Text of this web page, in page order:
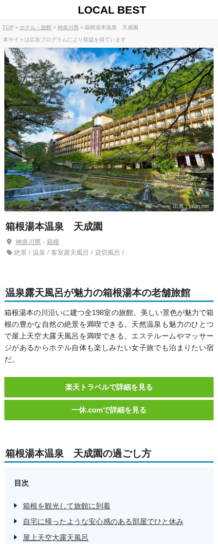
LOCAL BEST
TOP ホテル・旅館 神奈川県 箱根湯本温泉 天成園
本サイトは広告プログラムにより収益を得ています
出典：jalan.net
箱根湯本温泉 天成園
神奈川県- 箱根
絶景 / 温泉 / 客室露天風呂 / 貸切風呂 /
温泉露天風呂が魅力の箱根湯本の老舗旅館
箱根湯本の川沿いに建つ全198室の旅館。美しい景色が魅力で箱
根の豊かな自然の絶景を満喫できる。天然温泉も魅力のひとつ
で屋上天空大露天風呂を満喫できる。エステルームやマッサー
ジがあるからホテル自体も楽しみたい女子旅でも泊まりたい宿
だ。
楽天トラベルで詳細を見る
一休.comで詳細を見る
箱根湯本温泉 天成園の過ごし方
目次
箱根を観光して旅館に到着
自宅に帰ったような安心感のある部屋でひと休み
屋上天空大露天風呂